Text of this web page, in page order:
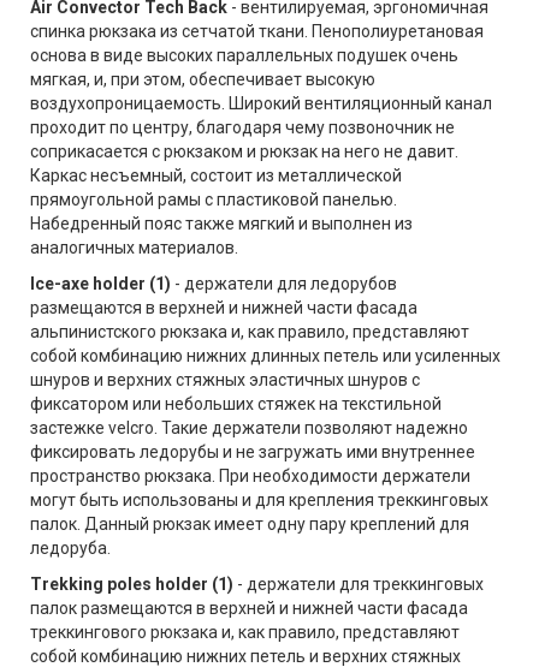
Air Convector Tech Back - вентилируемая, эргономичная
спинка рюкзака из сетчатой ткани. Пенополиуретановая
основа в виде высоких параллельных подушек очень
мягкая, и, при этом, обеспечивает высокую
воздухопроницаемость. Широкий вентиляционный канал
проходит по центру, благодаря чему позвоночник не
соприкасается с рюкзаком и рюкзак на него не давит.
Каркас несъемный, состоит из металлической
прямоугольной рамы с пластиковой панелью.
Набедренный пояс также мягкий и выполнен из
аналогичных материалов.
Ice-axe holder (1) - держатели для ледорубов
размещаются в верхней и нижней части фасада
альпинистского рюкзака и, как правило, представляют
собой комбинацию нижних длинных петель или усиленных
шнуров и верхних стяжных эластичных шнуров с
фиксатором или небольших стяжек на текстильной
застежке velcro. Такие держатели позволяют надежно
фиксировать ледорубы и не загружать ими внутреннее
пространство рюкзака. При необходимости держатели
могут быть использованы и для крепления треккинговых
палок. Данный рюкзак имеет одну пару креплений для
ледоруба.
Trekking poles holder (1) - держатели для треккинговых
палок размещаются в верхней и нижней части фасада
треккингового рюкзака и, как правило, представляют
собой комбинацию нижних петель и верхних стяжных